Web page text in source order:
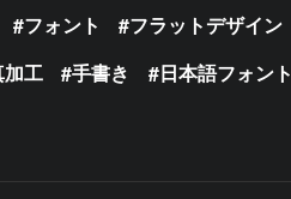
フォント フラットデザイン
工 手書き 日本語フォント